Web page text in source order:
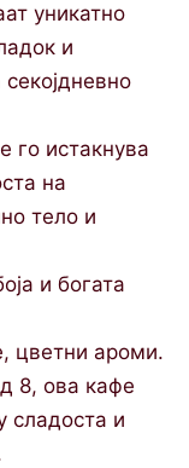
уникатно
и
го истакнува
на
тело и
и богата
цветни ароми.
8, ова кафе
сладоста и